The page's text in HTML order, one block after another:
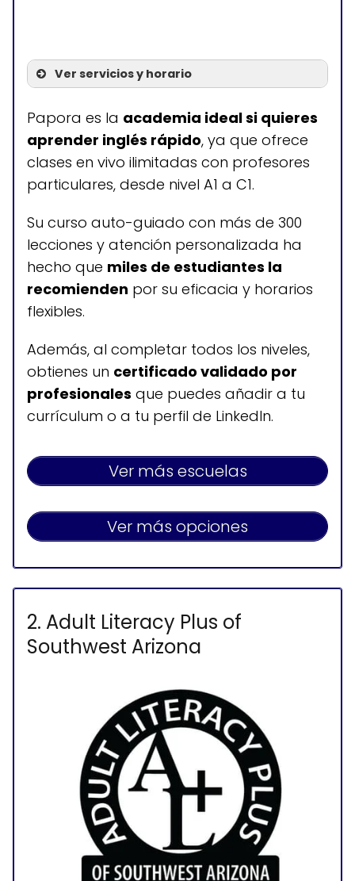
Ver servicios y horario
Servicios
Clases en vivo ilimitadas
(Con profesores de nivel
nativo)
+300 lecciones en 5 niveles
de aprendizaje
Horario de atención
Clases disponibles todos los días, las
24 horas
Papora es la academia ideal si quieres
aprender inglés rápido, ya que ofrece
clases en vivo ilimitadas con profesores
particulares, desde nivel A1 a C1.
Su curso auto-guiado con más de 300
lecciones y atención personalizada ha
hecho que miles de estudiantes la
recomienden por su eficacia y horarios
flexibles.
Además, al completar todos los niveles,
obtienes un certificado validado por
profesionales que puedes añadir a tu
currículum o a tu perfil de LinkedIn.
Ver más escuelas
Ver más opciones
2. Adult Literacy Plus of
Southwest Arizona